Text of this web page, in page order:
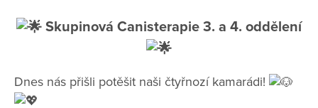
Skupinová Canisterapie 3. a 4. oddělení
Dnes nás přišli potěšit naši čtyřnozí kamarádi!